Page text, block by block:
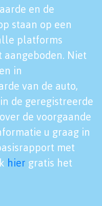
en de
staan op een
platforms
aangeboden. Niet
in
van de auto,
de geregistreerde
de voorgaande
u graag in
met
hier gratis het